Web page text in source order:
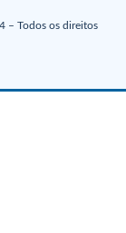
– Todos os direitos